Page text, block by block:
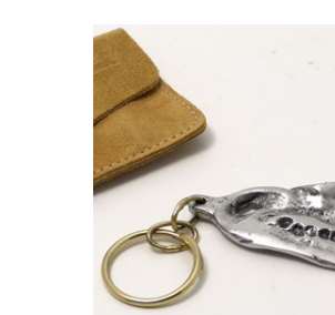
NØGLERING - GRIP,
Se detajler